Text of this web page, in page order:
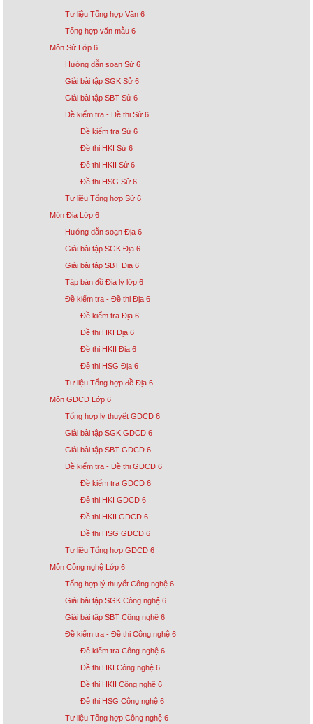
Tư liệu Tổng hợp Văn 6
Tổng hợp văn mẫu 6
Môn Sử Lớp 6
Hướng dẫn soạn Sử 6
Giải bài tập SGK Sử 6
Giải bài tập SBT Sử 6
Đề kiểm tra - Đề thi Sử 6
Đề kiểm tra Sử 6
Đề thi HKI Sử 6
Đề thi HKII Sử 6
Đề thi HSG Sử 6
Tư liệu Tổng hợp Sử 6
Môn Địa Lớp 6
Hướng dẫn soạn Địa 6
Giải bài tập SGK Địa 6
Giải bài tập SBT Địa 6
Tập bản đồ Địa lý lớp 6
Đề kiểm tra - Đề thi Địa 6
Đề kiểm tra Địa 6
Đề thi HKI Địa 6
Đề thi HKII Địa 6
Đề thi HSG Địa 6
Tư liệu Tổng hợp đề Địa 6
Môn GDCD Lớp 6
Tổng hợp lý thuyết GDCD 6
Giải bài tập SGK GDCD 6
Giải bài tập SBT GDCD 6
Đề kiểm tra - Đề thi GDCD 6
Đề kiểm tra GDCD 6
Đề thi HKI GDCD 6
Đề thi HKII GDCD 6
Đề thi HSG GDCD 6
Tư liệu Tổng hợp GDCD 6
Môn Công nghệ Lớp 6
Tổng hợp lý thuyết Công nghệ 6
Giải bài tập SGK Công nghệ 6
Giải bài tập SBT Công nghệ 6
Đề kiểm tra - Đề thi Công nghệ 6
Đề kiểm tra Công nghệ 6
Đề thi HKI Công nghệ 6
Đề thi HKII Công nghệ 6
Đề thi HSG Công nghệ 6
Tư liệu Tổng hợp Công nghệ 6